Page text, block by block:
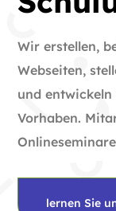
Wir erstellen,
Webseiten,
und
Vorhaben.
lernen Sie